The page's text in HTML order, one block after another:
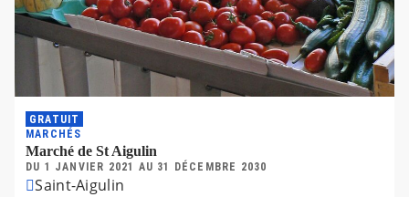
Marché de St Aigulin
MARCHÉS
DU 1 JANVIER 2021 AU 31 DÉCEMBRE 2030
Saint-Aigulin
GRATUIT